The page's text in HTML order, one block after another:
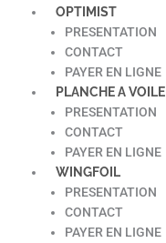
OPTIMIST
PRESENTATION
CONTACT
PAYER EN LIGNE
PLANCHE A VOILE
PRESENTATION
CONTACT
PAYER EN LIGNE
WINGFOIL
PRESENTATION
CONTACT
PAYER EN LIGNE